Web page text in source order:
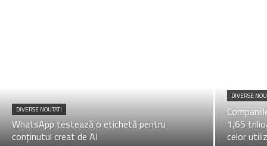
DIVERSE NOUTATI
WhatsApp testează o etichetă pentru
conținutul creat de AI
DIVERSE
1,65
celor